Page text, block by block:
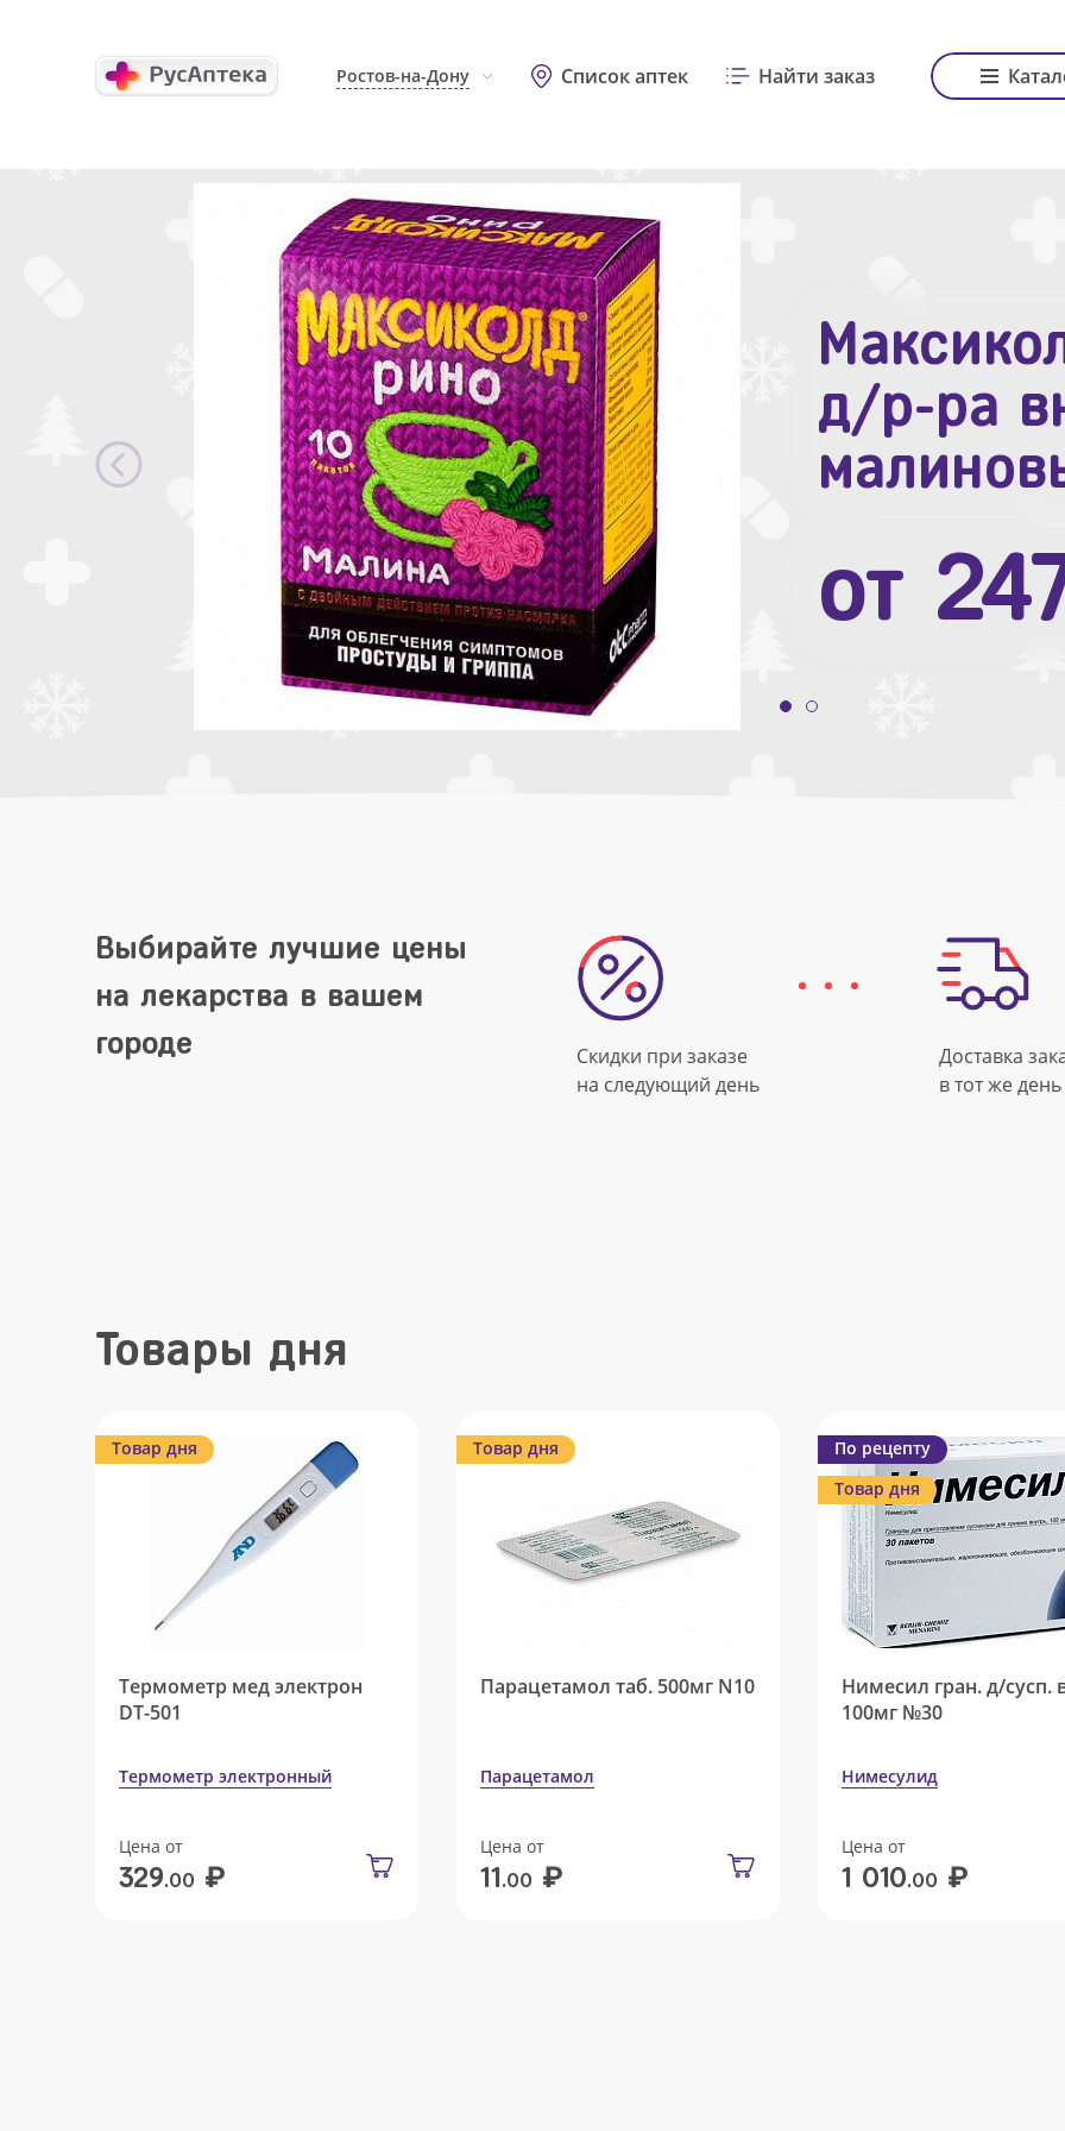
Ростов-на-Дону Список аптек Найти заказ
д/р-ра
от
Зодак
№10
от
Выбирайте лучшие цены
на лекарства в вашем
городе
Скидки при заказе
на следующий день
Доставка
в тот же день
Товары дня
Товар дня
Термометр мед электрон
DT-501
Термометр электронный
Цена от
329.00 ₽
Товар дня
Парацетамол таб. 500мг N10
Парацетамол
Цена от
11.00 ₽
По рецепту
Товар дня
Нимесил гран. д/сусп.
100мг №30
Нимесулид
Цена от
1 010.00 ₽